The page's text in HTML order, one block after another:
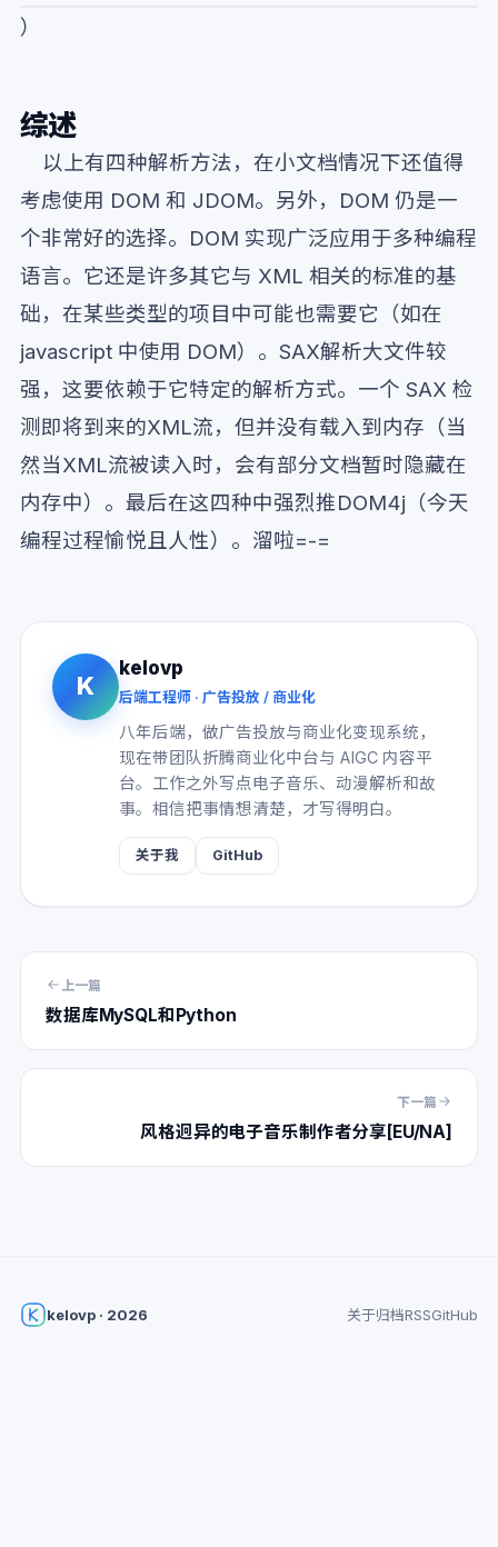
）
综述
以上有四种解析方法，在小文档情况下还值得
考虑使用 DOM 和 JDOM。另外，DOM 仍是一
个非常好的选择。DOM 实现广泛应用于多种编程
语言。它还是许多其它与 XML 相关的标准的基
础，在某些类型的项目中可能也需要它（如在
javascript 中使用 DOM）。SAX解析大文件较
强，这要依赖于它特定的解析方式。一个 SAX 检
测即将到来的XML流，但并没有载入到内存（当
然当XML流被读入时，会有部分文档暂时隐藏在
内存中）。最后在这四种中强烈推DOM4j（今天
编程过程愉悦且人性）。溜啦=-=
K
kelovp
后端工程师 · 广告投放 / 商业化
八年后端，做广告投放与商业化变现系统，
现在带团队折腾商业化中台与 AIGC 内容平
台。工作之外写点电子音乐、动漫解析和故
事。相信把事情想清楚，才写得明白。
关于我 GitHub
上一篇
数据库MySQL和Python
下一篇
风格迥异的电子音乐制作者分享[EU/NA]
kelovp · 2026 关于归档RSSGitHub